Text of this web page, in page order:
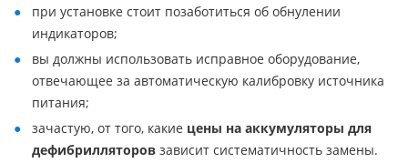
при установке стоит позаботиться об обнулении
индикаторов;
вы должны использовать исправное оборудование,
отвечающее за автоматическую калибровку источника
питания;
зачастую, от того, какие цены на аккумуляторы для
дефибрилляторов зависит систематичность замены.